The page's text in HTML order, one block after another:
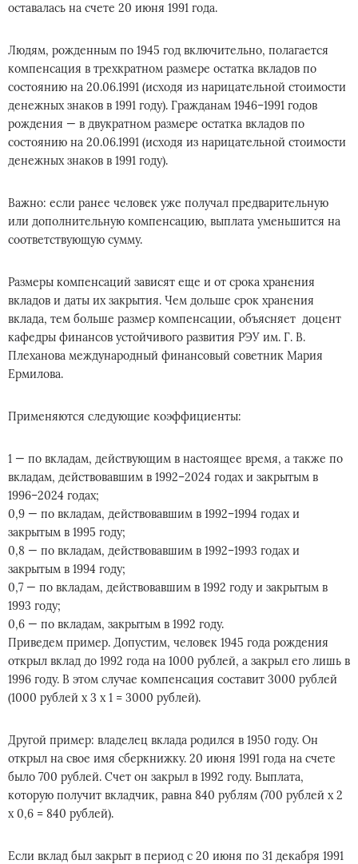
оставалась на счете 20 июня 1991 года.
Людям, рожденным по 1945 год включительно, полагается
компенсация в трехкратном размере остатка вкладов по
состоянию на 20.06.1991 (исходя из нарицательной стоимости
денежных знаков в 1991 году). Гражданам 1946–1991 годов
рождения — в двукратном размере остатка вкладов по
состоянию на 20.06.1991 (исходя из нарицательной стоимости
денежных знаков в 1991 году).
Важно: если ранее человек уже получал предварительную
или дополнительную компенсацию, выплата уменьшится на
соответствующую сумму.
Размеры компенсаций зависят еще и от срока хранения
вкладов и даты их закрытия. Чем дольше срок хранения
вклада, тем больше размер компенсации, объясняет доцент
кафедры финансов устойчивого развития РЭУ им. Г. В.
Плеханова международный финансовый советник Мария
Ермилова.
Применяются следующие коэффициенты:
1 — по вкладам, действующим в настоящее время, а также по
вкладам, действовавшим в 1992–2024 годах и закрытым в
1996–2024 годах;
0,9 — по вкладам, действовавшим в 1992–1994 годах и
закрытым в 1995 году;
0,8 — по вкладам, действовавшим в 1992–1993 годах и
закрытым в 1994 году;
0,7 — по вкладам, действовавшим в 1992 году и закрытым в
1993 году;
0,6 — по вкладам, закрытым в 1992 году.
Приведем пример. Допустим, человек 1945 года рождения
открыл вклад до 1992 года на 1000 рублей, а закрыл его лишь в
1996 году. В этом случае компенсация составит 3000 рублей
(1000 рублей х 3 х 1 = 3000 рублей).
Другой пример: владелец вклада родился в 1950 году. Он
открыл на свое имя сберкнижку. 20 июня 1991 года на счете
было 700 рублей. Счет он закрыл в 1992 году. Выплата,
которую получит вкладчик, равна 840 рублям (700 рублей х 2
х 0,6 = 840 рублей).
Если вклад был закрыт в период с 20 июня по 31 декабря 1991